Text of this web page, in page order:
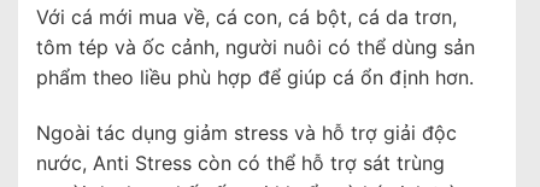
Với cá mới mua về, cá con, cá bột, cá da trơn,
tôm tép và ốc cảnh, người nuôi có thể dùng sản
phẩm theo liều phù hợp để giúp cá ổn định hơn.
Ngoài tác dụng giảm stress và hỗ trợ giải độc
nước, Anti Stress còn có thể hỗ trợ sát trùng